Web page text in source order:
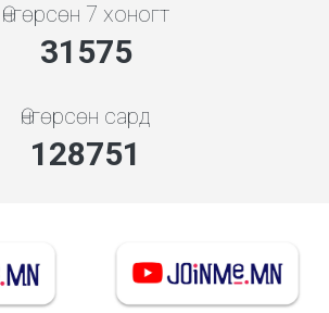
Өнгөрсөн 7 хоногт
33830
Өнгөрсөн сард
137948